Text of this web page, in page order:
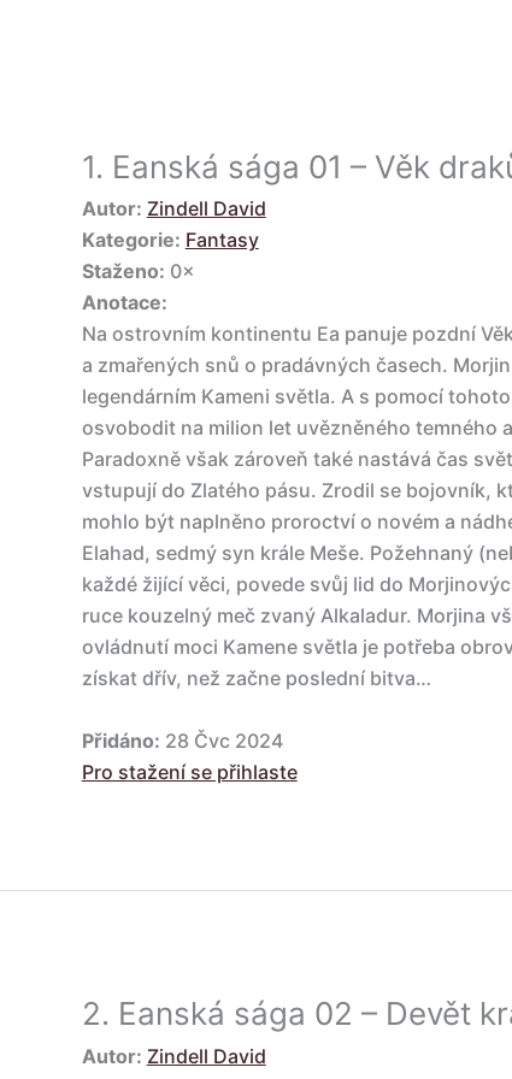
1. Eanská sága 01 – Věk
Autor: Zindell David
Kategorie: Fantasy
Staženo: 0×
Anotace:
Na ostrovním kontinentu Ea panuje pozdní
a zmařených snů o pradávných časech.
legendárním Kameni světla. A s pomocí
osvobodit na milion let uvězněného temného
Paradoxně však zároveň také nastává čas
vstupují do Zlatého pásu. Zrodil se bojovník,
mohlo být naplněno proroctví o novém a
Elahad, sedmý syn krále Meše. Požehnaný
každé žijící věci, povede svůj lid do
ruce kouzelný meč zvaný Alkaladur. Morjina
ovládnutí moci Kamene světla je potřeba
získat dřív, než začne poslední bitva…
Přidáno: 28 Čvc 2024
Pro stažení se přihlaste
2. Eanská sága 02 – Devět
Autor: Zindell David